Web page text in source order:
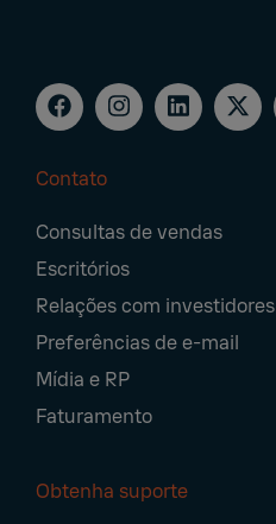
Navigation
Contato
Consultas de vendas
Escritórios
Relações com investidores
Preferências de e-mail
Mídia e RP
Faturamento
Obtenha suporte